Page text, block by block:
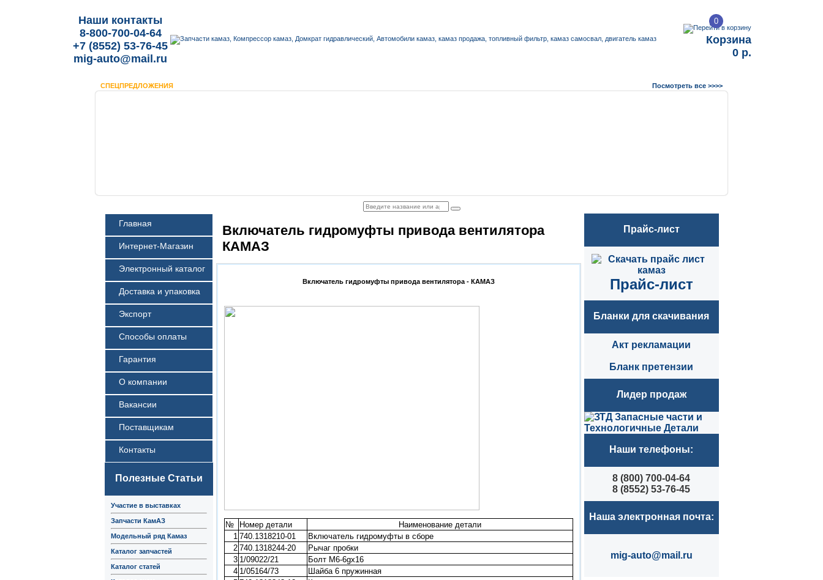
Наши контакты
8-800-700-04-64
+7 (8552) 53-76-45
mig-auto@mail.ru
0
Корзина
0 р.
СПЕЦПРЕДЛОЖЕНИЯ Посмотреть все >>>>
Главная
Интернет-Магазин
Электронный каталог
Доставка и упаковка
Экспорт
Способы оплаты
Гарантия
О компании
Вакансии
Поставщикам
Контакты
Полезные Статьи
Участие в выставках
Запчасти КамАЗ
Модельный ряд Камаз
Каталог запчастей
Каталог статей
Включатель гидромуфты привода вентилятора
КАМАЗ
Включатель гидромуфты привода вентилятора - КАМАЗ
№ Номер детали
Наименование детали
1 740.1318210-01
Включатель гидромуфты в сборе
2 740.1318244-20
Рычаг пробки
3 1/09022/21
Болт М6-6gх16
4 1/05164/73
Шайба 6 пружинная
Прайс-лист
Прайс-лист
Бланки для скачивания
Акт рекламации
Бланк претензии
Лидер продаж
Наши телефоны:
8 (800) 700-04-64
8 (8552) 53-76-45
Наша электронная почта:
mig-auto@mail.ru